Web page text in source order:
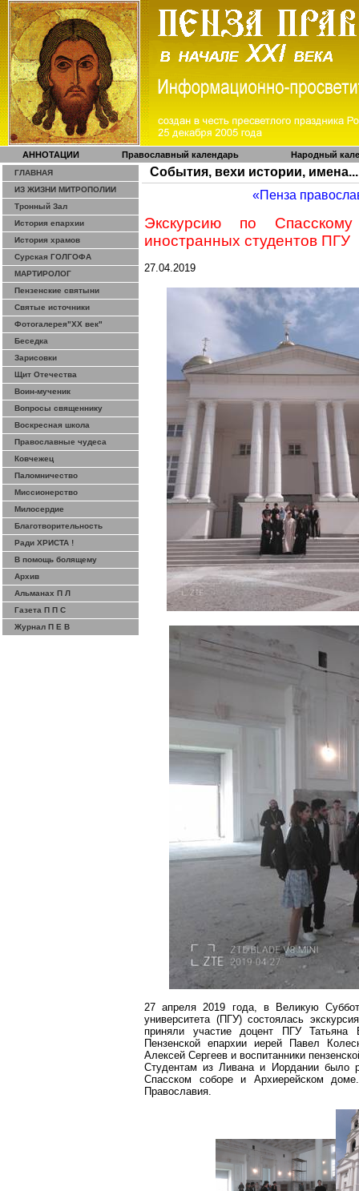
АННОТАЦИИ Православный календарь Народный
ГЛАВНАЯ
ИЗ ЖИЗНИ МИТРОПОЛИИ
Тронный Зал
История епархии
История храмов
Сурская ГОЛГОФА
МАРТИРОЛОГ
Пензенские святыни
Святые источники
Фотогалерея"ХХ век"
Беседка
Зарисовки
Щит Отечества
Воин-мученик
Вопросы священнику
Воскресная школа
Православные чудеса
Ковчежец
Паломничество
Миссионерство
Милосердие
Благотворительность
Ради ХРИСТА !
В помощь болящему
Архив
Альманах П Л
Газета П П С
Журнал П Е В
События, вехи истории, имена...
«Пенза
Экскурсию по
иностранных студентов ПГУ
27.04.2019
27 апреля 2019 года, в Великую
университета (ПГУ) состоялась
приняли участие доцент ПГУ Татьяна
Пензенской епархии иерей Павел
Алексей Сергеев и воспитанники
Студентам из Ливана и Иордании было
Спасском соборе и Архиерейском
Православия.